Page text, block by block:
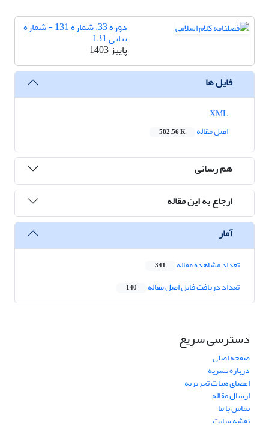
دوره 33، شماره 131 - شماره
پیاپی 131
پاییز 1403
فایل ها
اصل مقاله
582.56 K
هم رسانی
ارجاع به این مقاله
آمار
تعداد مشاهده مقاله 341
تعداد دریافت فایل اصل مقاله 140
دسترسی سریع
صفحه اصلی
درباره نشریه
اعضای هیات تحریریه
ارسال مقاله
تماس با ما
نقشه سایت